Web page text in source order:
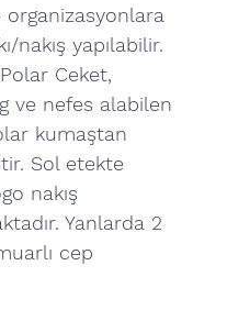
organizasyonlara
nakış yapılabilir.
Ceket,
ve nefes alabilen
kumaştan
Sol etekte
nakış
Yanlarda 2
cep